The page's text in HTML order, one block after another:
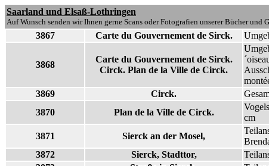
Saarland und Elsaß-Lothringen
Auf Wunsch senden wir Ihnen gerne Scans oder Fotografien unserer Bücher und
3867
Carte du Gouvernement de Sirck.
3868
Carte du Gouvernement de Sirck.
Circk. Plan de la Ville de Circk.
3869 Circk.
3870
Plan de la Ville de Circk.
cm
3871 Sierck an der Mosel,
3872
Sierck, Stadttor,